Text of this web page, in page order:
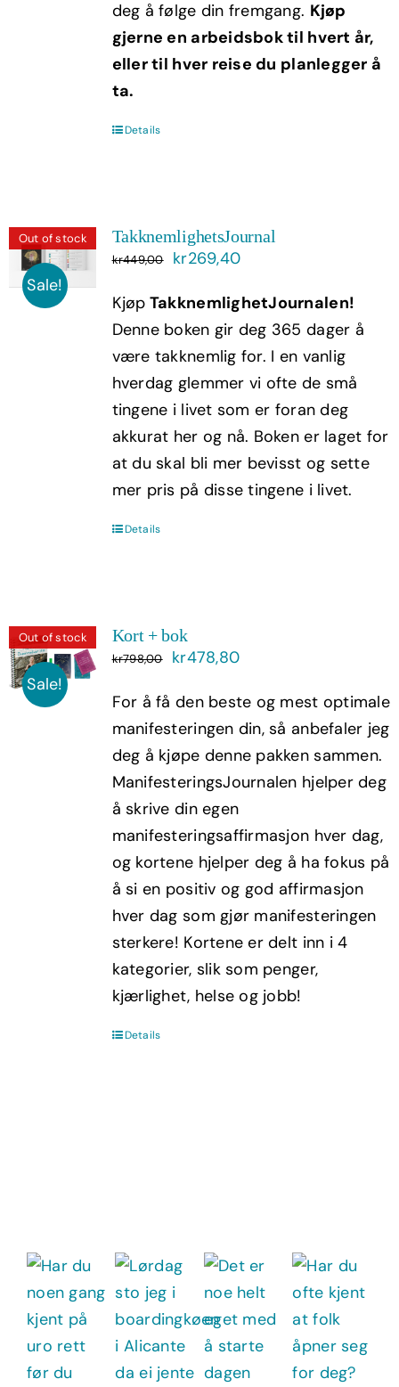
deg å følge din fremgang. Kjøp
gjerne en arbeidsbok til hvert år,
eller til hver reise du planlegger å
ta.
Details
Out of stock
Sale!
TakknemlighetsJournal
kr449,00
Opprinnelig
var:
kr449,00.
kr269,40Nåværende
er:
kr269,40.
Kjøp TakknemlighetJournalen!
Denne boken gir deg 365 dager å
være takknemlig for. I en vanlig
hverdag glemmer vi ofte de små
tingene i livet som er foran deg
akkurat her og nå. Boken er laget for
at du skal bli mer bevisst og sette
mer pris på disse tingene i livet.
Details
Out of stock
Sale!
Kort + bok
kr798,00
Opprinnelig
var:
kr798,00.
kr478,80Nåværende
er:
kr478,80.
For å få den beste og mest optimale
manifesteringen din, så anbefaler jeg
deg å kjøpe denne pakken sammen.
ManifesteringsJournalen hjelper deg
å skrive din egen
manifesteringsaffirmasjon hver dag,
og kortene hjelper deg å ha fokus på
å si en positiv og god affirmasjon
hver dag som gjør manifesteringen
sterkere! Kortene er delt inn i 4
kategorier, slik som penger,
kjærlighet, helse og jobb!
Details